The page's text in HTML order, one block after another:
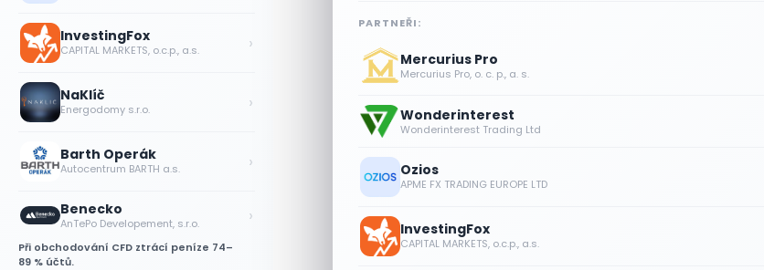
PARTNEŘI:
Mercurius Pro
Mercurius Pro, o. c. p., a. s.
Wonderinterest
Wonderinterest Trading Ltd
Ozios
APME FX TRADING EUROPE LTD
InvestingFox
CAPITAL MARKETS, o.c.p., a.s.
InvestingFox
CAPITAL MARKETS, o.c.p., a.s. ›
NaKlíč
Energodomy s.r.o. ›
Barth Operák
Autocentrum BARTH a.s. ›
Benecko
AnTePo Developement, s.r.o. ›
Při obchodování CFD ztrácí peníze 74–
89 % účtů.